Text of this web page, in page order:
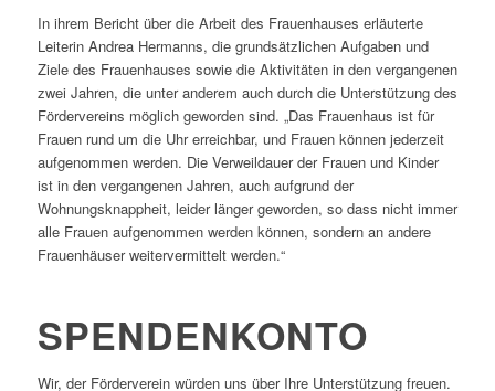
In ihrem Bericht über die Arbeit des Frauenhauses erläuterte
Leiterin Andrea Hermanns, die grundsätzlichen Aufgaben und
Ziele des Frauenhauses sowie die Aktivitäten in den vergangenen
zwei Jahren, die unter anderem auch durch die Unterstützung des
Fördervereins möglich geworden sind. „Das Frauenhaus ist für
Frauen rund um die Uhr erreichbar, und Frauen können jederzeit
aufgenommen werden. Die Verweildauer der Frauen und Kinder
ist in den vergangenen Jahren, auch aufgrund der
Wohnungsknappheit, leider länger geworden, so dass nicht immer
alle Frauen aufgenommen werden können, sondern an andere
Frauenhäuser weitervermittelt werden.“
SPENDENKONTO
Wir, der Förderverein würden uns über Ihre Unterstützung freuen.